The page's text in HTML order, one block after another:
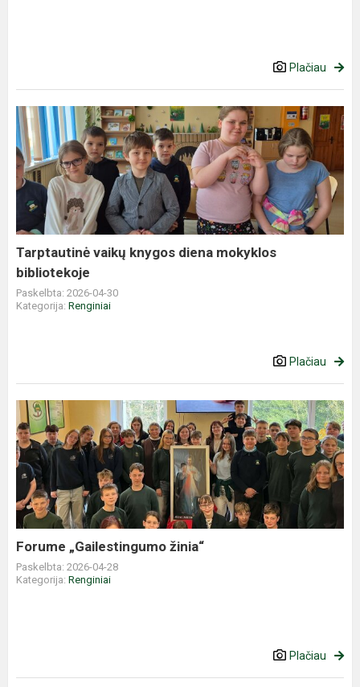
Plačiau
Tarptautinė
vaikų
knygos
diena
mokyklos
bibliotekoje
Tarptautinė vaikų knygos diena mokyklos
bibliotekoje
Paskelbta: 2026-04-30
Kategorija: Renginiai
Plačiau
Forume
„Gailestingumo
žinia“
Forume „Gailestingumo žinia“
Paskelbta: 2026-04-28
Kategorija: Renginiai
Plačiau